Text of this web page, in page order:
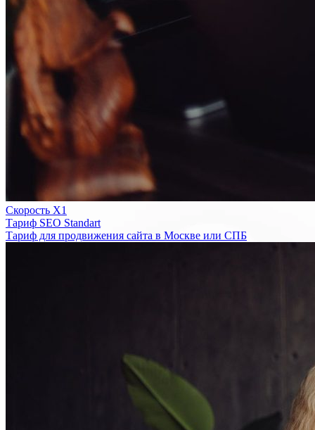
Скорость Х1
Тариф SEO Standart
Тариф для продвижения сайта в Москве или СПБ